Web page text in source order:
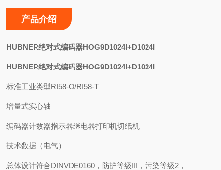
产品介绍
HUBNER绝对式编码器HOG9D1024I+D1024I
HUBNER绝对式编码器HOG9D1024I+D1024I
标准工业类型RI58-O/RI58-T
增量式实心轴
编码器计数器指示器继电器打印机切纸机
技术数据（电气）
总体设计符合DINVDE0160，防护等级III，污染等级2，